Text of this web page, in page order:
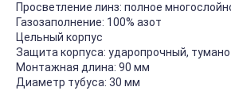
Просветление линз: полное
Газозаполнение: 100% азот
Цельный корпус
Защита корпуса: ударопрочный,
Монтажная длина: 90 мм
Диаметр тубуса: 30 мм